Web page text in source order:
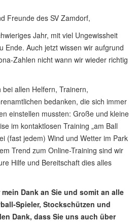
Freunde des SV Zamdorf,
Jahr, mit viel Ungewissheit
Ende. Auch jetzt wissen wir aufgrund
Zahlen nicht wann wir wieder richtig
allen Helfern, Trainern,
bedanken, die sich immer
einstellen mussten: Große und kleine
im kontaktlosen Training „am Ball
(fast jedem) Wind und Wetter im Park
Trend zum Online-Training sind wir
Hilfe und Bereitschaft dies alles
Dank an Sie und somit an alle
Spieler, Stockschützen und
Dank, dass Sie uns auch über